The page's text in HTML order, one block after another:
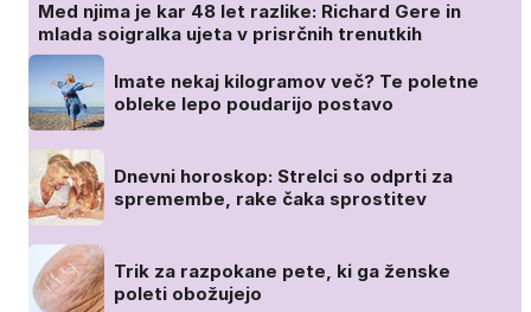
Med njima je kar 48 let razlike: Richard Gere in
mlada soigralka ujeta v prisrčnih trenutkih
Imate nekaj kilogramov več? Te poletne
obleke lepo poudarijo postavo
Dnevni horoskop: Strelci so odprti za
spremembe, rake čaka sprostitev
Trik za razpokane pete, ki ga ženske
poleti obožujejo